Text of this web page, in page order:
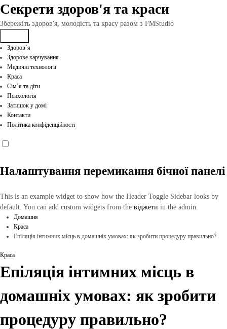
Перейти
до
вмісту
Секрети здоров'я та краси
Збережіть здоров'я, молодість та красу разом з FMStudio
Здоров`я
Здорове харчування
Медичні технології
Краса
Сім’я та діти
Психологія
Затишок у домі
Контакти
Політика конфіденційності
Налаштування перемикання бічної панелі
This is an example widget to show how the Header Toggle Sidebar looks by
default. You can add custom widgets from the віджети in the admin.
Домашня
Краса
Епіляція інтимних місць в домашніх умовах: як зробити процедуру правильно?
Краса
Епіляція інтимних місць в
домашніх умовах: як зробити
процедуру правильно?